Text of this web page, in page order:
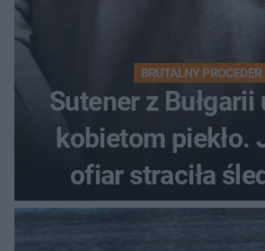
BRUTALNY PROCEDER
Sutener z Bułgarii
kobietom piekło.
ofiar straciła